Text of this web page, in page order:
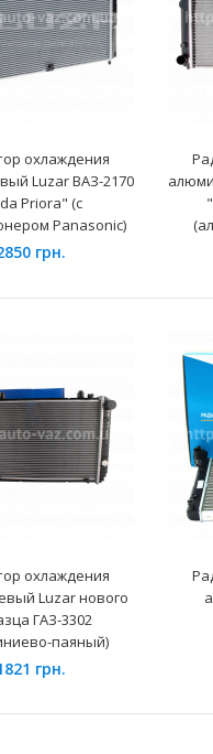
Применение на
1118, 1119 и их
Применение на
Sens и их модификаций...
Применение на
Niva Chevrolet и их
охлаждения
Luzar ВАЗ-2170
Priora" (с
Panasonic)
грн.
охлаждения
Luzar нового
ГАЗ-3302
паяный)
грн.